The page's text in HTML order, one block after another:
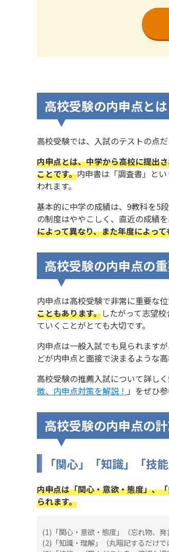
高校受験の内申点とは
高校受験では、入試のテストの点
内申点とは、中学から高校に提出
ことです。内申書は「調査書」と
われます。
基本的に中学の成績は、9教科を5
の制度はややこしく、直近の成績
によって異なり、また年度によっ
高校受験の内申点の
内申点は高校受験で非常に重要な位
こともあります。したがって志望
ていくことがとても大切です。
内申点は一般入試でも見られます
どが内申点と面接で決まるような高
高校受験の推薦入試について詳し
徴、内申点対策を解説！ 」をぜひ
高校受験の内申点の
「関心」「知識」「技
内申点は「関心・意欲・態度」、
られます。
(1)「関心・意欲・態度」（忘れ物、発
(2)「知識・理解」（丸暗記するだけで